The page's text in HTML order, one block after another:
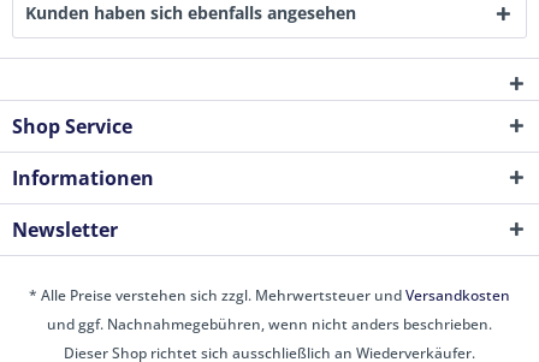
Kunden haben sich ebenfalls angesehen
Shop Service
Informationen
Newsletter
* Alle Preise verstehen sich zzgl. Mehrwertsteuer undVersandkosten
und ggf. Nachnahmegebühren, wenn nicht anders beschrieben.
Dieser Shop richtet sich ausschließlich an Wiederverkäufer.